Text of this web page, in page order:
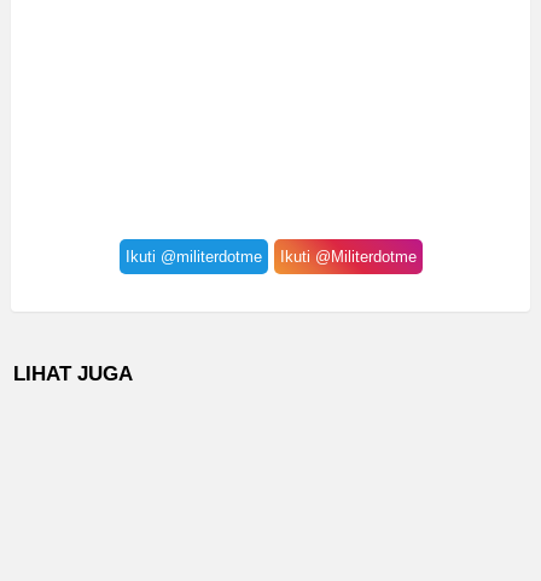
Ikuti @militerdotme Ikuti @Militerdotme
LIHAT JUGA